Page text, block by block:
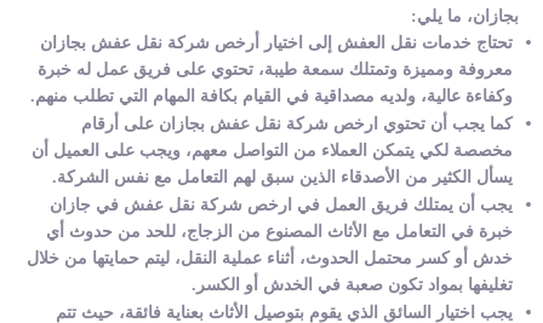
بجازان، ما يلي:
تحتاج خدمات نقل العفش إلى اختيار أرخص شركة نقل عفش بجازان
معروفة ومميزة وتمتلك سمعة طيبة، تحتوي على فريق عمل له خبرة
وكفاءة عالية، ولديه مصداقية في القيام بكافة المهام التي تطلب منهم.
كما يجب أن تحتوي ارخص شركة نقل عفش بجازان على أرقام
مخصصة لكي يتمكن العملاء من التواصل معهم، ويجب على العميل أن
يسأل الكثير من الأصدقاء الذين سبق لهم التعامل مع نفس الشركة.
يجب أن يمتلك فريق العمل في ارخص شركة نقل عفش في جازان
خبرة في التعامل مع الأثاث المصنوع من الزجاج، للحد من حدوث أي
خدش أو كسر محتمل الحدوث، أثناء عملية النقل، ليتم حمايتها من خلال
تغليفها بمواد تكون صعبة في الخدش أو الكسر.
يجب اختيار السائق الذي يقوم بتوصيل الأثاث بعناية فائقة، حيث تتم